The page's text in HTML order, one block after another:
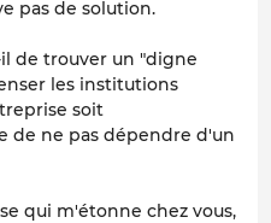
pas de solution.
de trouver un "digne
les institutions
soit
de ne pas dépendre d'un
qui m'étonne chez vous,